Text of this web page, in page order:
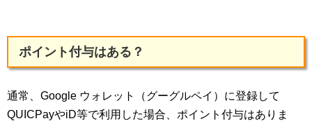
ポイント付与はある？
通常、Google ウォレット（グーグルペイ）に登録して
QUICPayやiD等で利用した場合、ポイント付与はありま